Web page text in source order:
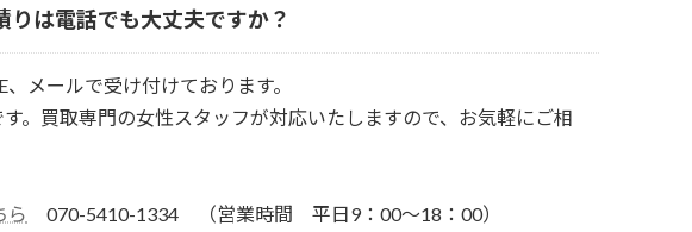
りは電話でも大丈夫ですか？
メールで受け付けております。
。買取専門の女性スタッフが対応いたしますので、お気軽にご相
ら
070-5410-1334 （営業時間 平日9：00～18：00）